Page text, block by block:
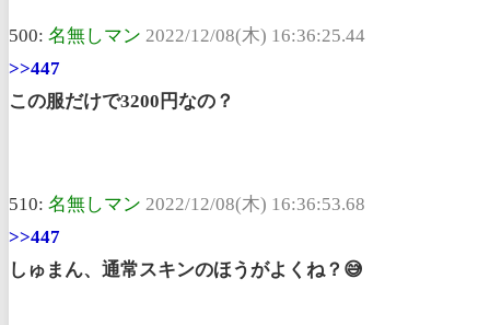
500: 名無しマン 2022/12/08(木) 16:36:25.44
>>447
この服だけで3200円なの？
510: 名無しマン 2022/12/08(木) 16:36:53.68
>>447
しゅまん、通常スキンのほうがよくね？😅